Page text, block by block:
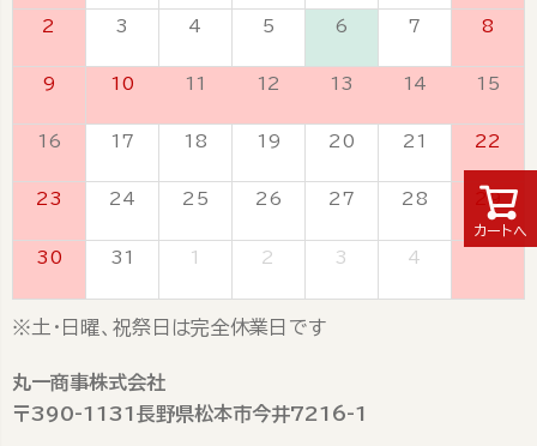
カートへ
2 3 4 5 6 7 8
9 10 11 12 13 14 15
16 17 18 19 20 21 22
23 24 25 26 27 28 29
30 31 1 2 3 4
※土・日曜、祝祭日は完全休業日です
丸一商事株式会社
〒390-1131長野県松本市今井7216-1